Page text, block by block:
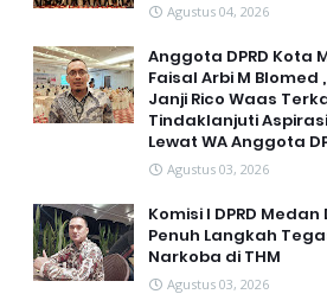
Agustus 04, 2026
Anggota DPRD Kota
Faisal Arbi M Blomed
Janji Rico Waas
Tindaklanjuti
Lewat WA Anggota
Agustus 03, 2026
Komisi I DPRD
Penuh Langkah
Narkoba di THM
Agustus 03, 2026